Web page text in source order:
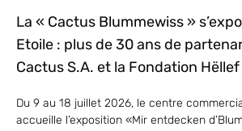
La « Cactus Blummewiss »
Etoile : plus de 30 ans de
Cactus S.A. et la Fondation Hëllef
Du 9 au 18 juillet 2026, le centre
accueille l’exposition «Mir entdecken